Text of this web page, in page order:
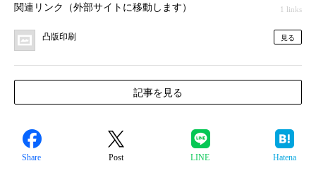
関連リンク（外部サイトに移動します） 1 links
凸版印刷 見る
記事を見る
Share Post LINE Hatena